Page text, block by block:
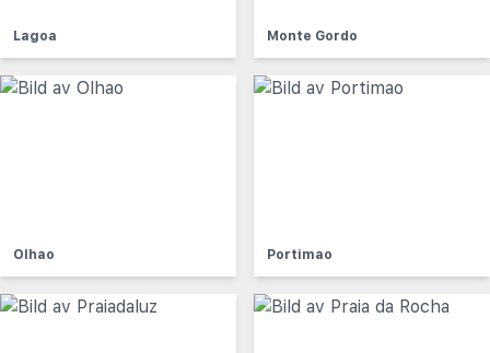
Lagoa Monte Gordo
Olhao Portimao